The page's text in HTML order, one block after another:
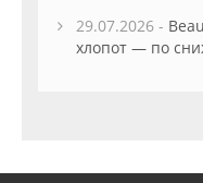
29.07.2026 -
хлопот — по